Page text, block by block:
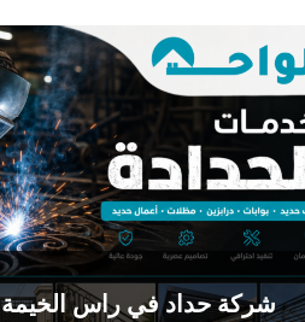
شركة حداد في راس الخيمة